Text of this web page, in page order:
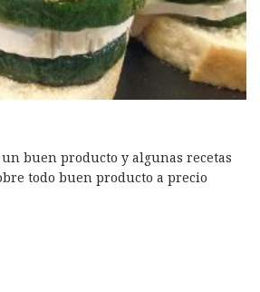
buen producto y algunas recetas
todo buen producto a precio